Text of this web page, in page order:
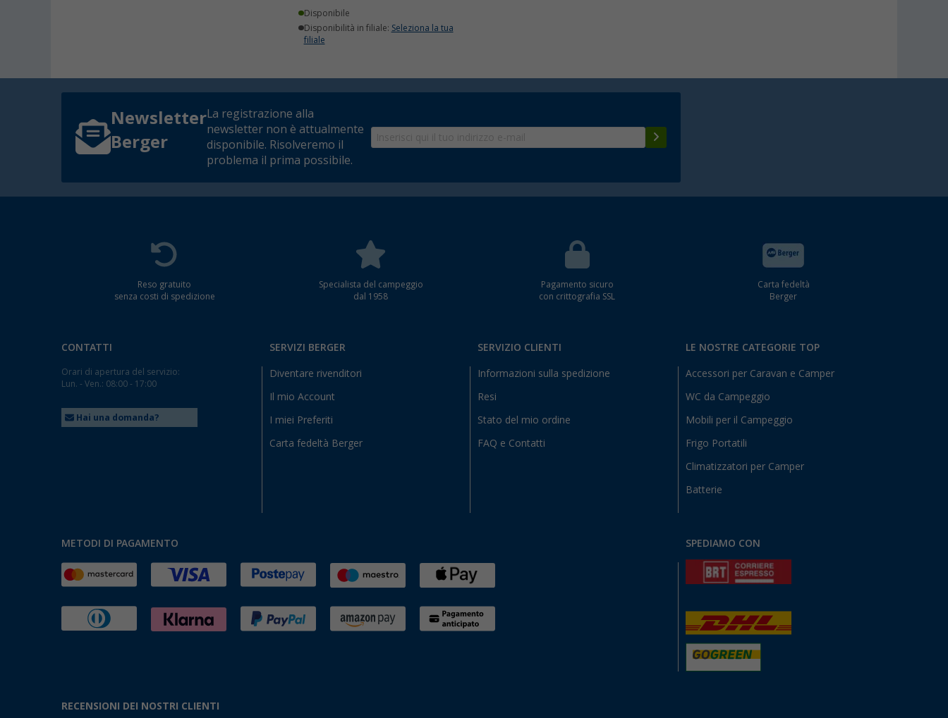
Disponibile
Disponibilità in filiale: Seleziona la tua
filiale
Newsletter
Berger
La registrazione alla
newsletter non è attualmente
disponibile. Risolveremo il
problema il prima possibile.
Reso gratuito
senza costi di spedizione
Specialista del campeggio
dal 1958
Pagamento sicuro
con crittografia SSL
Carta fedeltà
Berger
CONTATTI
Orari di apertura del servizio:
Lun. - Ven.: 08:00 - 17:00
Hai una domanda?
SERVIZI BERGER
Diventare rivenditori
Il mio Account
I miei Preferiti
Carta fedeltà Berger
SERVIZIO CLIENTI
Informazioni sulla spedizione
Resi
Stato del mio ordine
FAQ e Contatti
LE NOSTRE CATEGORIE TOP
Accessori per Caravan e Camper
WC da Campeggio
Mobili per il Campeggio
Frigo Portatili
Climatizzatori per Camper
Batterie
METODI DI PAGAMENTO SPEDIAMO CON
RECENSIONI DEI NOSTRI CLIENTI